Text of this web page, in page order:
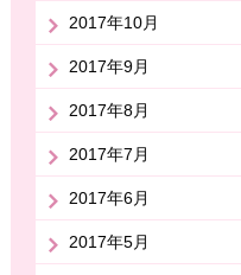
2017年10月
2017年9月
2017年8月
2017年7月
2017年6月
2017年5月